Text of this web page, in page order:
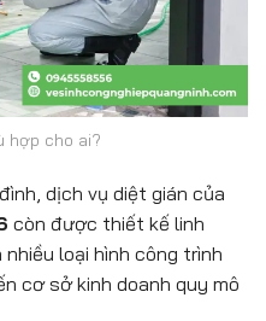
hợp cho ai?
dịch vụ diệt gián của
còn được thiết kế linh
loại hình công trình
cơ sở kinh doanh quy mô